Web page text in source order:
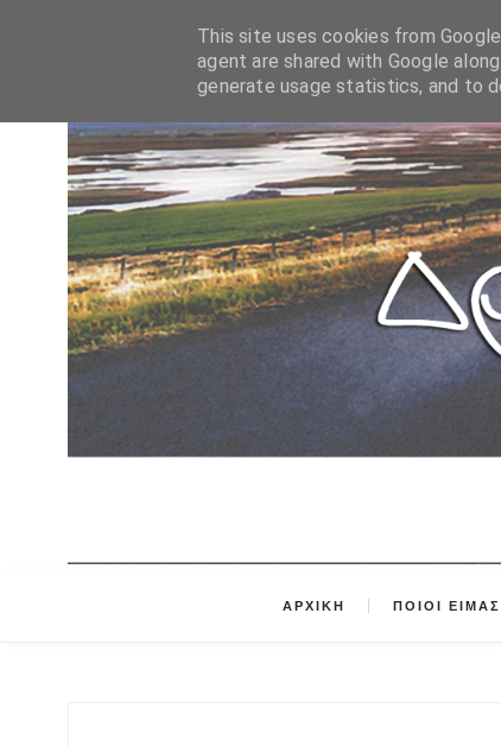
ΑΡΧΙΚΗ ΠΟΙΟΙ
This site uses cookies from
agent are shared with Google
generate usage statistics, and to